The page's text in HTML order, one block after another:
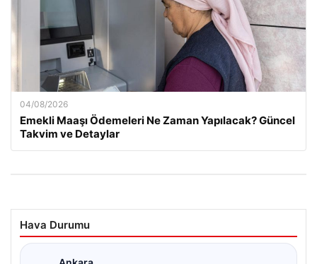
04/08/2026
Emekli Maaşı Ödemeleri Ne Zaman Yapılacak? Güncel
Takvim ve Detaylar
Hava Durumu